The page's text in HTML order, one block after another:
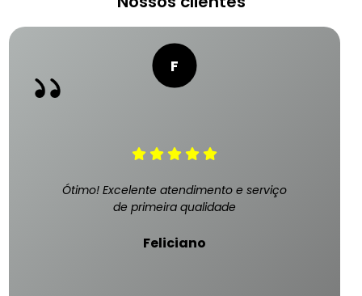
Ótimo! Excelente atendimento e serviço
de primeira qualidade
Feliciano